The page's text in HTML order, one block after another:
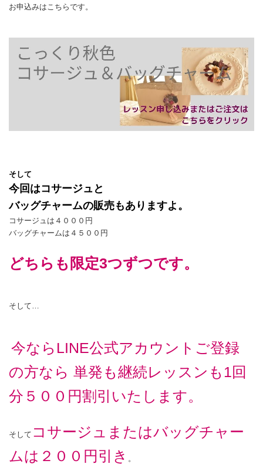
お申込みはこちらです。
そして
今回はコサージュと
バッグチャームの販売もありますよ。
コサージュは４０００円
バッグチャームは４５００円
どちらも限定3つずつです。
そして…
今ならLINE公式アカウントご登録
の方なら 単発も継続レッスンも1回
分５００円割引いたします。
そして コサージュまたはバッグチャー
ムは２００円引き 。